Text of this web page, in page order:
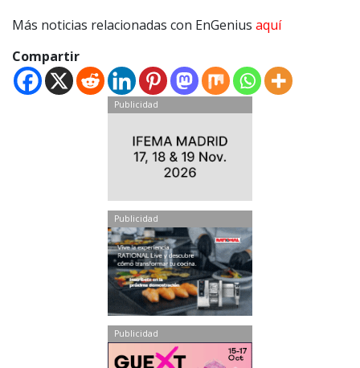
Más noticias relacionadas con EnGenius aquí
Compartir
Publicidad
Publicidad
Publicidad